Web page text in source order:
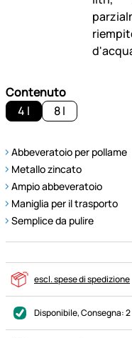
Contenuto
4 l
8 l
Abbeveratoio per pollame
Metallo zincato
Ampio abbeveratoio
Maniglia per il trasporto
Semplice da pulire
escl. spese di spedizione
Disponibile, Consegna: